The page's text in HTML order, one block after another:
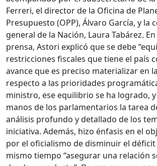
Ferreri, el director de la Oficina de
Presupuesto (OPP), Álvaro García, y la
general de la Nación, Laura Tabárez.
prensa, Astori explicó que se debe
restricciones fiscales que tiene el país
avance que es preciso materializar en
respecto a las prioridades
ministro, ese equilibrio se ha logrado,
manos de los parlamentarios la tarea
análisis profundo y detallado de los
iniciativa. Además, hizo énfasis en el
por el oficialismo de disminuir el déficit
mismo tiempo “asegurar una relación